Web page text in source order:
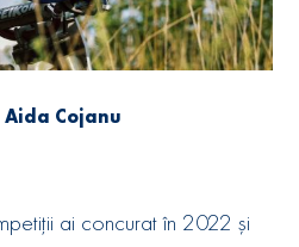
Cojanu
ai concurat în 2022 și